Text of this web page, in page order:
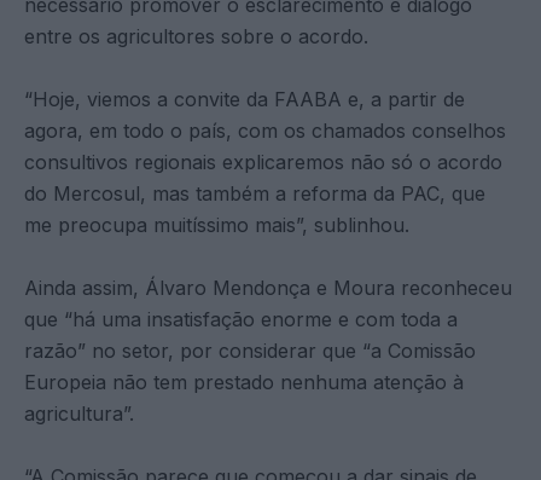
entre os agricultores sobre o acordo.
“Hoje, viemos a convite da FAABA e, a partir de
agora, em todo o país, com os chamados conselhos
consultivos regionais explicaremos não só o acordo
do Mercosul, mas também a reforma da PAC, que
me preocupa muitíssimo mais”, sublinhou.
Ainda assim, Álvaro Mendonça e Moura reconheceu
que “há uma insatisfação enorme e com toda a
razão” no setor, por considerar que “a Comissão
Europeia não tem prestado nenhuma atenção à
agricultura”.